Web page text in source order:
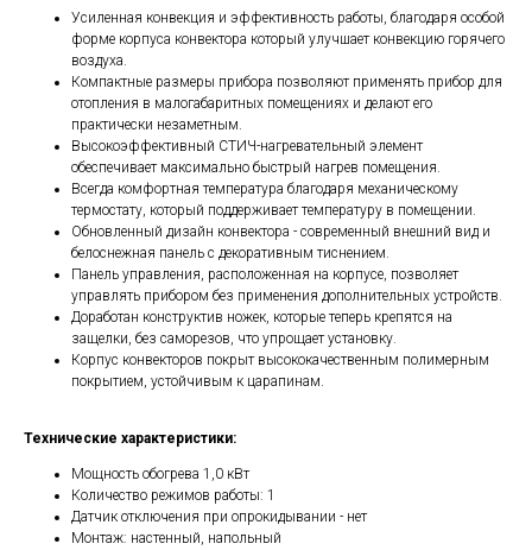
Усиленная конвекция и эффективность работы, благодаря особой
форме корпуса конвектора который улучшает конвекцию горячего
воздуха.
Компактные размеры прибора позволяют применять прибор для
отопления в малогабаритных помещениях и делают его
практически незаметным.
Высокоэффективный СТИЧ-нагревательный элемент
обеспечивает максимально быстрый нагрев помещения.
Всегда комфортная температура благодаря механическому
термостату, который поддерживает температуру в помещении.
Обновленный дизайн конвектора - современный внешний вид и
белоснежная панель с декоративным тиснением.
Панель управления, расположенная на корпусе, позволяет
управлять прибором без применения дополнительных устройств.
Доработан конструктив ножек, которые теперь крепятся на
защелки, без саморезов, что упрощает установку.
Корпус конвекторов покрыт высококачественным полимерным
покрытием, устойчивым к царапинам.
Технические характеристики:
Мощность обогрева 1,0 кВт
Количество режимов работы: 1
Датчик отключения при опрокидывании - нет
Монтаж: настенный, напольный